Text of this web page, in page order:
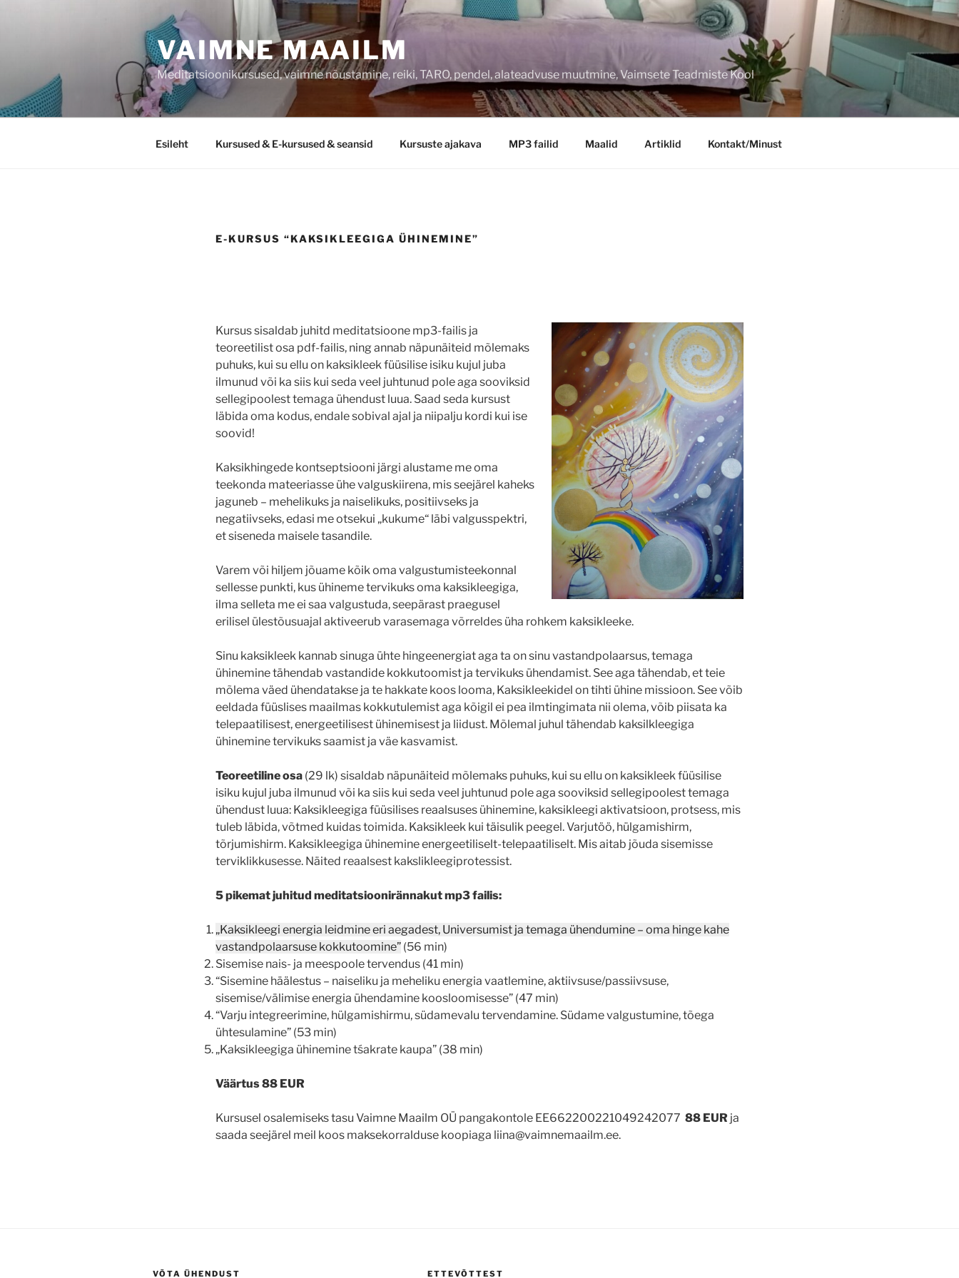
VAIMNE MAAILM
Meditatsioonikursused, vaimne nõustamine, reiki, TARO, pendel, alateadvuse muutmine, Vaimsete Teadmiste Kool
Esileht Kursused & E-kursused & seansid Kursuste ajakava MP3 failid Maalid Artiklid Kontakt/Minust
E-KURSUS “KAKSIKLEEGIGA ÜHINEMINE”
Kursus sisaldab juhitd meditatsioone mp3-failis ja
teoreetilist osa pdf-failis, ning annab näpunäiteid mõlemaks
puhuks, kui su ellu on kaksikleek füüsilise isiku kujul juba
ilmunud või ka siis kui seda veel juhtunud pole aga sooviksid
sellegipoolest temaga ühendust luua. Saad seda kursust
läbida oma kodus, endale sobival ajal ja niipalju kordi kui ise
soovid!
Kaksikhingede kontseptsiooni järgi alustame me oma
teekonda mateeriasse ühe valguskiirena, mis seejärel kaheks
jaguneb – mehelikuks ja naiselikuks, positiivseks ja
negatiivseks, edasi me otsekui „kukume“ läbi valgusspektri,
et siseneda maisele tasandile.
Varem või hiljem jõuame kõik oma valgustumisteekonnal
sellesse punkti, kus ühineme tervikuks oma kaksikleegiga,
ilma selleta me ei saa valgustuda, seepärast praegusel
erilisel ülestõusuajal aktiveerub varasemaga võrreldes üha rohkem kaksikleeke.
Sinu kaksikleek kannab sinuga ühte hingeenergiat aga ta on sinu vastandpolaarsus, temaga
ühinemine tähendab vastandide kokkutoomist ja tervikuks ühendamist. See aga tähendab, et teie
mõlema väed ühendatakse ja te hakkate koos looma, Kaksikleekidel on tihti ühine missioon. See võib
eeldada füüslises maailmas kokkutulemist aga kõigil ei pea ilmtingimata nii olema, võib piisata ka
telepaatilisest, energeetilisest ühinemisest ja liidust. Mõlemal juhul tähendab kaksilkleegiga
ühinemine tervikuks saamist ja väe kasvamist.
Teoreetiline osa (29 lk) sisaldab näpunäiteid mõlemaks puhuks, kui su ellu on kaksikleek füüsilise
isiku kujul juba ilmunud või ka siis kui seda veel juhtunud pole aga sooviksid sellegipoolest temaga
ühendust luua: Kaksikleegiga füüsilises reaalsuses ühinemine, kaksikleegi aktivatsioon, protsess, mis
tuleb läbida, võtmed kuidas toimida. Kaksikleek kui täisulik peegel. Varjutöö, hülgamishirm,
tõrjumishirm. Kaksikleegiga ühinemine energeetiliselt-telepaatiliselt. Mis aitab jõuda sisemisse
terviklikkusesse. Näited reaalsest kakslikleegiprotessist.
5 pikemat juhitud meditatsioonirännakut mp3 failis:
„Kaksikleegi energia leidmine eri aegadest, Universumist ja temaga ühendumine – oma hinge kahe
vastandpolaarsuse kokkutoomine” (56 min)
Sisemise nais- ja meespoole tervendus (41 min)
“Sisemine häälestus – naiseliku ja meheliku energia vaatlemine, aktiivsuse/passiivsuse,
sisemise/välimise energia ühendamine koosloomisesse” (47 min)
“Varju integreerimine, hülgamishirmu, südamevalu tervendamine. Südame valgustumine, tõega
ühtesulamine” (53 min)
„Kaksikleegiga ühinemine tśakrate kaupa” (38 min)
Väärtus 88 EUR
Kursusel osalemiseks tasu Vaimne Maailm OÜ pangakontole EE662200221049242077 88 EUR ja
saada seejärel meil koos maksekorralduse koopiaga liina@vaimnemaailm.ee.
VÕTA ÜHENDUST ETTEVÕTTEST